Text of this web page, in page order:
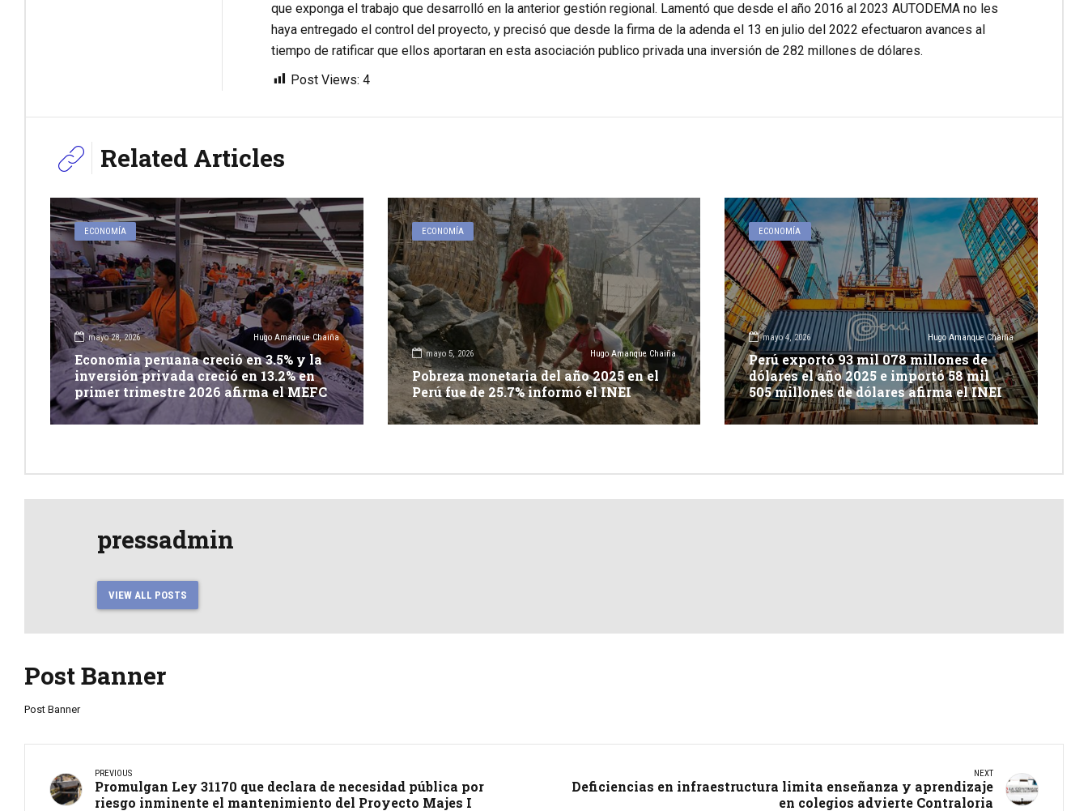
que exponga el trabajo que desarrolló en la anterior gestión regional. Lamentó que desde el año 2016 al 2023 AUTODEMA no les
haya entregado el control del proyecto, y precisó que desde la firma de la adenda el 13 en julio del 2022 efectuaron avances al
tiempo de ratificar que ellos aportaran en esta asociación publico privada una inversión de 282 millones de dólares.
Post Views: 4
Related Articles
ECONOMÍA
mayo 28, 2026 Hugo Amanque Chaiña
Economia peruana creció en 3.5% y la
inversión privada creció en 13.2% en
primer trimestre 2026 afirma el MEFC
ECONOMÍA
mayo 5, 2026 Hugo Amanque Chaiña
Pobreza monetaria del año 2025 en el
Perú fue de 25.7% informó el INEI
ECONOMÍA
mayo 4, 2026 Hugo Amanque Chaiña
Perú exportó 93 mil 078 millones de
dólares el año 2025 e importó 58 mil
505 millones de dólares afirma el INEI
pressadmin
VIEW ALL POSTS
Post Banner
Post Banner
PREVIOUS
Promulgan Ley 31170 que declara de necesidad pública por
riesgo inminente el mantenimiento del Proyecto Majes I
NEXT
Deficiencias en infraestructura limita enseñanza y aprendizaje
en colegios advierte Contraloria